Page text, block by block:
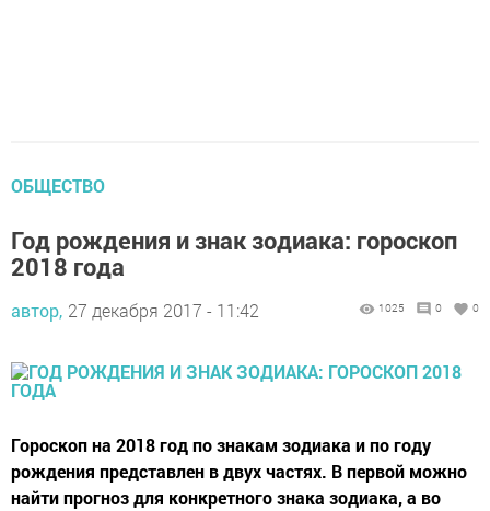
ОБЩЕСТВО
Год рождения и знак зодиака: гороскоп
2018 года
автор, 27 декабря 2017 - 11:42 1025 0 0
Гороскоп на 2018 год по знакам зодиака и по году
рождения представлен в двух частях. В первой можно
найти прогноз для конкретного знака зодиака, а во